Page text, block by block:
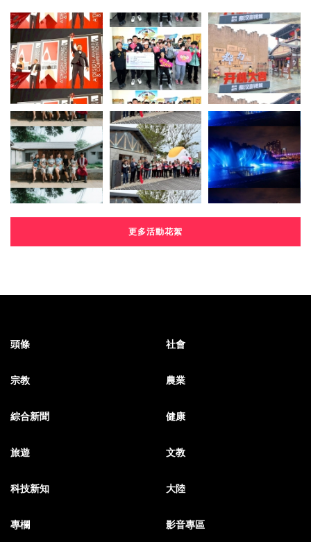
更多活動花絮
頭條 社會
宗教 農業
綜合新聞 健康
旅遊 文教
科技新知 大陸
專欄 影音專區